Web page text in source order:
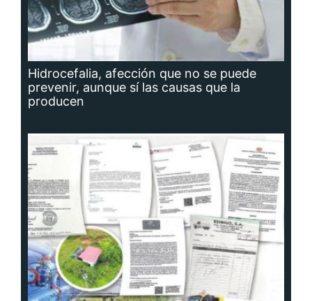
Hidrocefalia, afección que no se puede
prevenir, aunque sí las causas que la
producen